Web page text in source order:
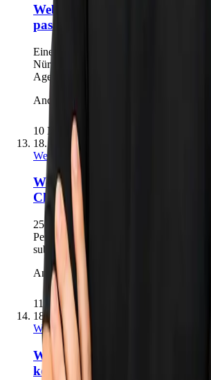
Webdesigner, Agentur oder
passt zu deinem Unternehmen?
Eine klare Entscheidungshilfe für
Nürnberg: Wann Baukasten, Freelancer
Agentur die wirtschaftlich beste Wahl ist.
Andreas Richling
10 Min.
18. Juli 2026
Webdesign & Conversion
Website-Qualität prüfen: Die
Checkliste
25 konkrete Prüffragen für Strategie,
Performance und Betrieb – mit
subjektivem Designurteil.
Andreas Richling
11 Min.
18. Juli 2026
Webdesign & Conversion
Website-Relaunch in Fürth
komplette Checkliste